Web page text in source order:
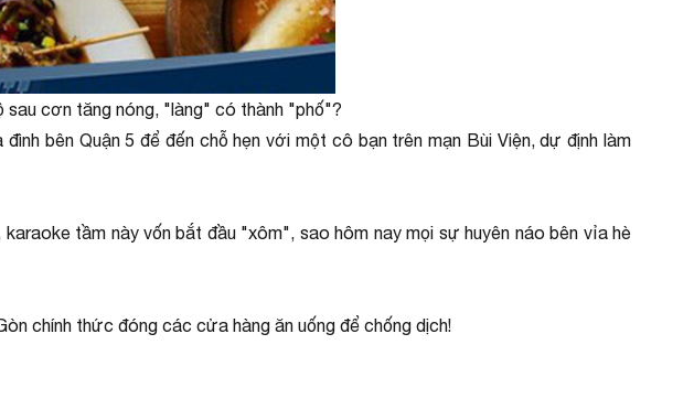
sau cơn tăng nóng, "làng" có thành "phố"?
bên Quận 5 để đến chỗ hẹn với một cô bạn trên mạn Bùi Viện, dự định làm
tầm này vốn bắt đầu "xôm", sao hôm nay mọi sự huyên náo bên vỉa hè
chính thức đóng các cửa hàng ăn uống để chống dịch!